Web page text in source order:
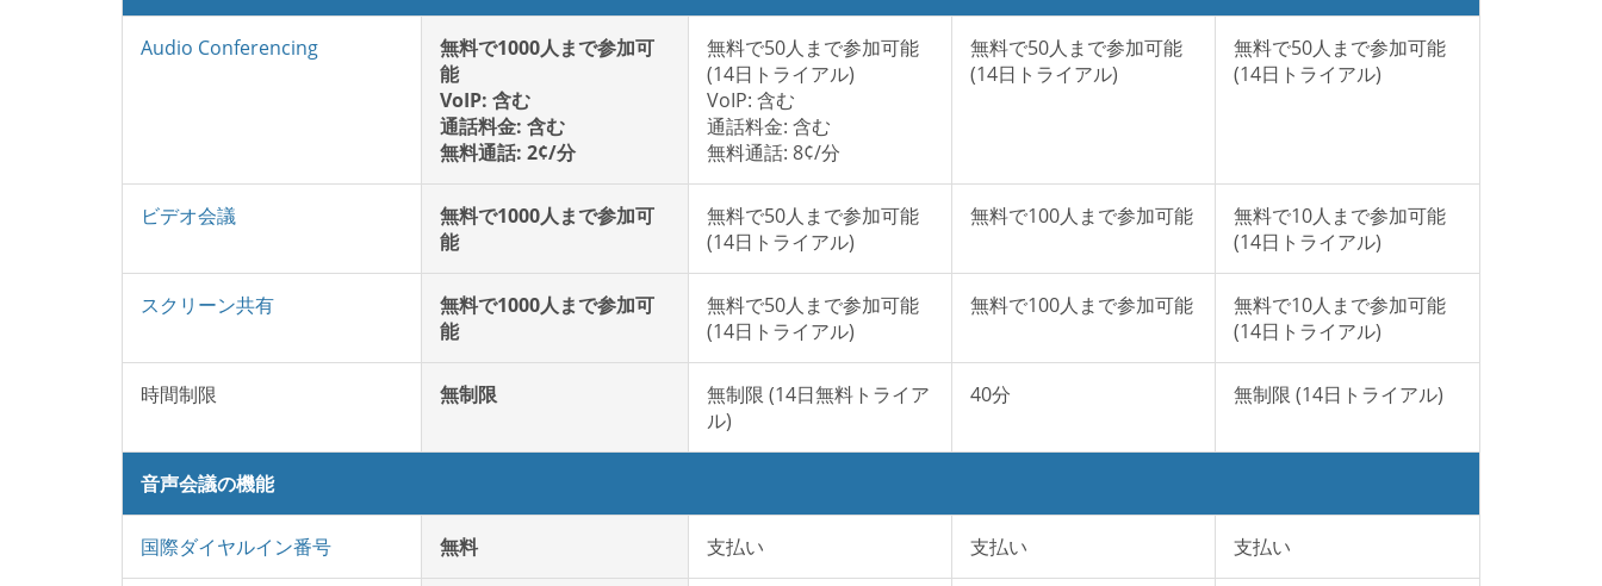
Audio Conferencing
無料で1000人まで参加可
能
VoIP: 含む
通話料金: 含む
無料通話: 2¢/分
無料で50人まで参加可能
(14日トライアル)
VoIP: 含む
通話料金: 含む
無料通話: 8¢/分
無料で50人まで参加可能
(14日トライアル)
無料で50人まで参加可能
(14日トライアル)
ビデオ会議
無料で1000人まで参加可
能
無料で50人まで参加可能
(14日トライアル)
無料で100人まで参加可能
無料で10人まで参加可能
(14日トライアル)
スクリーン共有
無料で1000人まで参加可
能
無料で50人まで参加可能
(14日トライアル)
無料で100人まで参加可能
無料で10人まで参加可能
(14日トライアル)
時間制限 無制限
無制限 (14日無料トライア
ル)
40分 無制限 (14日トライアル)
音声会議の機能
国際ダイヤルイン番号 無料 支払い 支払い 支払い